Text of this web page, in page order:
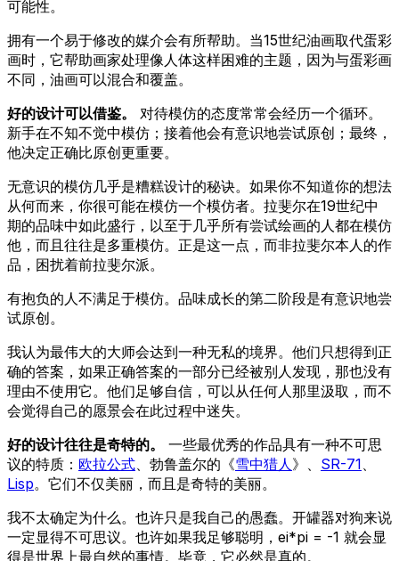
可能性。
拥有一个易于修改的媒介会有所帮助。当15世纪油画取代蛋彩
画时，它帮助画家处理像人体这样困难的主题，因为与蛋彩画
不同，油画可以混合和覆盖。
好的设计可以借鉴。
对待模仿的态度常常会经历一个循环。
新手在不知不觉中模仿；接着他会有意识地尝试原创；最终，
他决定正确比原创更重要。
无意识的模仿几乎是糟糕设计的秘诀。如果你不知道你的想法
从何而来，你很可能在模仿一个模仿者。拉斐尔在19世纪中
期的品味中如此盛行，以至于几乎所有尝试绘画的人都在模仿
他，而且往往是多重模仿。正是这一点，而非拉斐尔本人的作
品，困扰着前拉斐尔派。
有抱负的人不满足于模仿。品味成长的第二阶段是有意识地尝
试原创。
我认为最伟大的大师会达到一种无私的境界。他们只想得到正
确的答案，如果正确答案的一部分已经被别人发现，那也没有
理由不使用它。他们足够自信，可以从任何人那里汲取，而不
会觉得自己的愿景会在此过程中迷失。
好的设计往往是奇特的。
一些最优秀的作品具有一种不可思
议的特质： 欧拉公式 、勃鲁盖尔的《雪中猎人 》、 SR-71
Lisp。它们不仅美丽，而且是奇特的美丽。
我不太确定为什么。也许只是我自己的愚蠢。开罐器对狗来说
一定显得不可思议。也许如果我足够聪明，ei*pi = -1 就会显
得是世界上最自然的事情。毕竟，它必然是真的。